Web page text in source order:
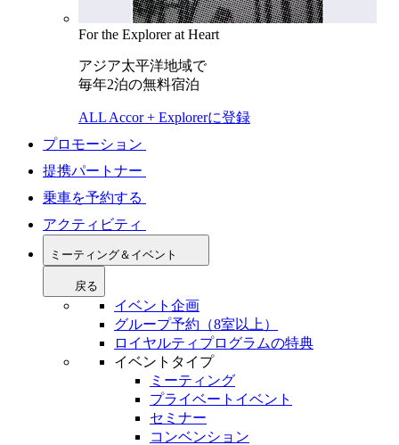
For the Explorer at Heart
アジア太平洋地域で
毎年2泊の無料宿泊
ALL Accor + Explorerに登録
プロモーション
提携パートナー
乗車を予約する
アクティビティ
ミーティング＆イベント
戻る
イベント企画
グループ予約（8室以上）
ロイヤルティプログラムの特典
イベントタイプ
ミーティング
プライベートイベント
セミナー
コンベンション